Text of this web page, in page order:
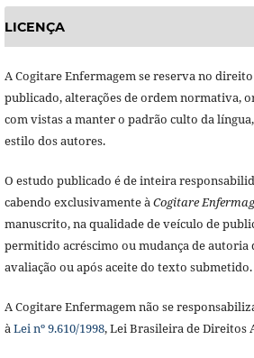
LICENÇA
A Cogitare Enfermagem se reserva no
publicado, alterações de ordem normativa,
com vistas a manter o padrão culto da
estilo dos autores.
O estudo publicado é de inteira
cabendo exclusivamente àCogitare
manuscrito, na qualidade de veículo de
permitido acréscimo ou mudança de autoria
avaliação ou após aceite do texto submetido.
A Cogitare Enfermagem não se
àLei nº 9.610/1998, Lei Brasileira de Direitos